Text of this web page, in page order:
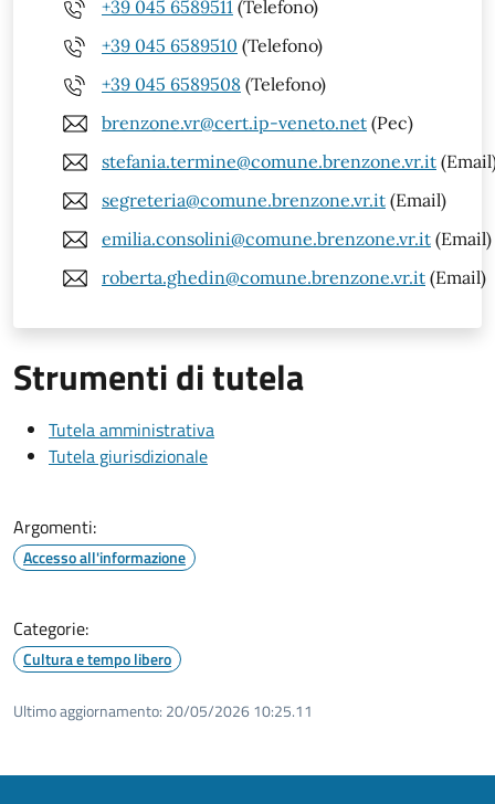
+39 045 6589511 (Telefono)
+39 045 6589510 (Telefono)
+39 045 6589508 (Telefono)
brenzone.vr@cert.ip-veneto.net (Pec)
stefania.termine@comune.brenzone.vr.it
segreteria@comune.brenzone.vr.it (Email)
emilia.consolini@comune.brenzone.vr.it (Email)
roberta.ghedin@comune.brenzone.vr.it (Email)
Strumenti di tutela
Tutela amministrativa
Tutela giurisdizionale
Argomenti:
Accesso all'informazione
Categorie:
Cultura e tempo libero
Ultimo aggiornamento: 20/05/2026 10:25.11